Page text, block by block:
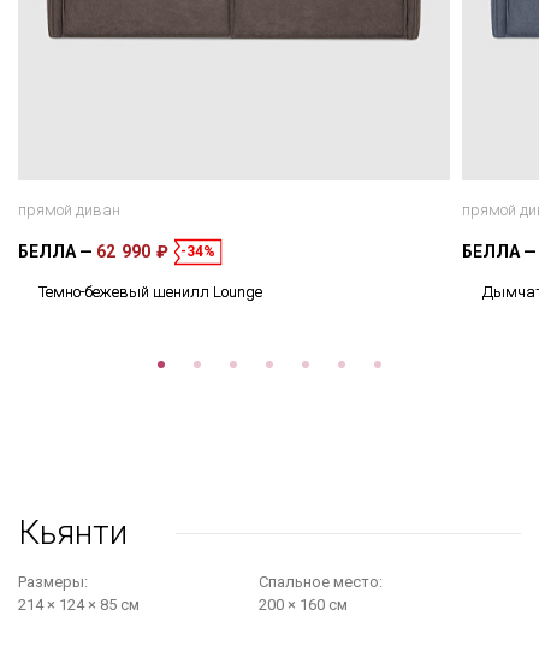
прямой диван
БЕЛЛА 62 990 ₽ -34%
Темно-бежевый шенилл Lounge
прямой
БЕЛЛА
Кьянти
Размеры:
214 × 124 × 85 см
Cпальное место:
200 × 160 см